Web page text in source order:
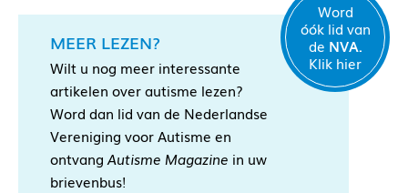
MEER LEZEN?
Wilt u nog meer interessante
artikelen over autisme lezen?
Word dan lid van de Nederlandse
Vereniging voor Autisme en
ontvang Autisme Magazine in uw
brievenbus!
Word
óók lid van
de NVA.
Klik hier